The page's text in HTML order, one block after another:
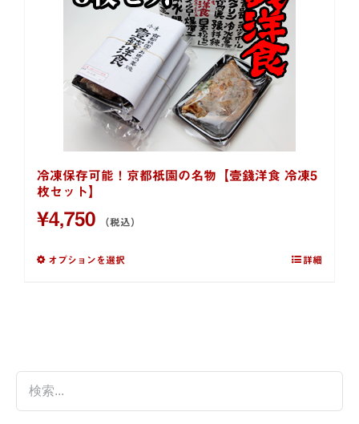
冷凍保存可能！京都祇園の名物【壹錢洋食 冷凍5
枚セット】
¥4,750 （税込）
オプションを選択 詳細